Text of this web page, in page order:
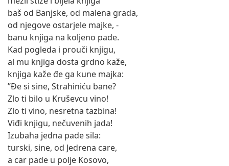
baš od Banjske, od malena grada,
od njegove ostarjele majke, -
banu knjiga na koljeno pade.
Kad pogleda i prouči knjigu,
al mu knjiga dosta grdno kaže,
knjiga kaže đe ga kune majka:
”Đe si sine, Strahiniću bane?
Zlo ti bilo u Kruševcu vino!
Zlo ti vino, nesretna tazbina!
Viđi knjigu, nečuvenih jada!
Izubaha jedna pade sila:
turski, sine, od Jedrena care,
a car pade u polje Kosovo,